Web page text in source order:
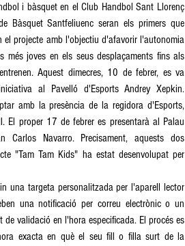
i bàsquet en el Club Handbol Sant Llorenç
Bàsquet Santfeliuenc seran els primers que
el projecte amb l'objectiu d'afavorir l'autonomia
més joves en els seus desplaçaments fins als
Aquest dimecres, 10 de febrer, es va
al Pavelló d'Esports Andrey Xepkin.
amb la presència de la regidora d'Esports,
El proper 17 de febrer es presentarà al Palau
Carlos Navarro. Precisament, aquests dos
"Tam Tam Kids" ha estat desenvolupat per
una targeta personalitzada per l'aparell lector
una notificació per correu electrònic o un
validació en l'hora especificada. El procés es
exacta en què el seu fill o filla surt de la